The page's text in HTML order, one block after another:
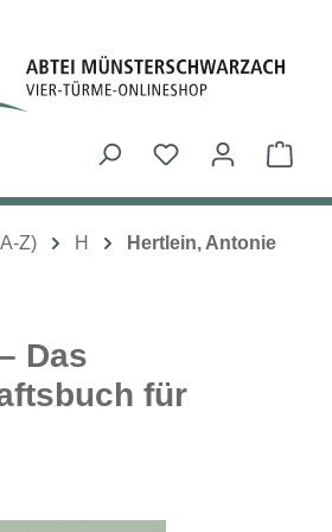
Du hast 0
Z) H Hertlein, Antonie
Das
für